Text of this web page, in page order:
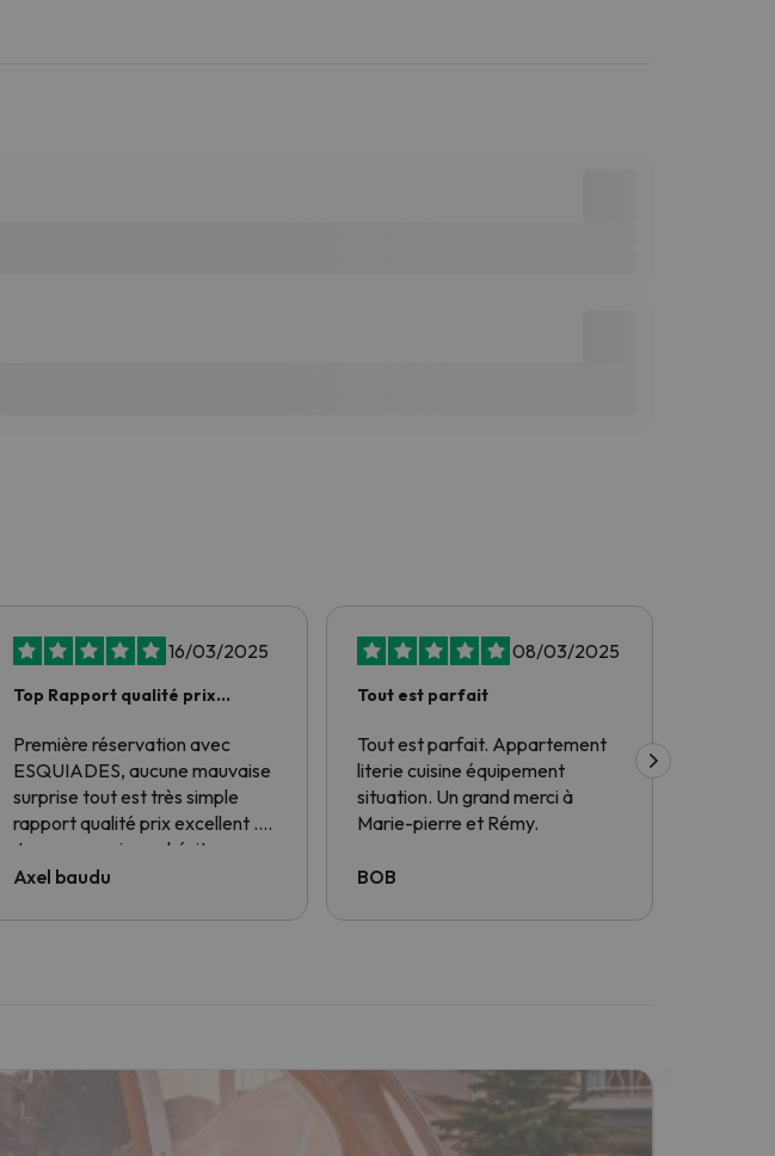
16/03/2025
Top Rapport qualité prix
Première réservation avec
ESQUIADES, aucune mauvaise
surprise tout est très simple
rapport qualité prix excellent .
Je repasserai sans hésiter avec
vous
Axel baudu
08/03/2025
Tout est parfait
Tout est parfait. Appartement
literie cuisine équipement
situation. Un grand merci à
Marie-pierre et Rémy.
BOB